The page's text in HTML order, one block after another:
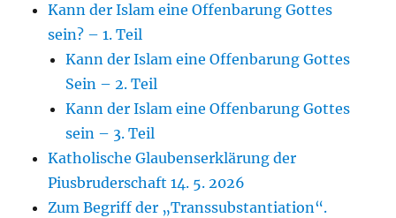
Kann der Islam eine Offenbarung Gottes
sein? – 1. Teil
Kann der Islam eine Offenbarung Gottes
Sein – 2. Teil
Kann der Islam eine Offenbarung Gottes
sein – 3. Teil
Katholische Glaubenserklärung der
Piusbruderschaft 14. 5. 2026
Zum Begriff der „Transsubstantiation“.